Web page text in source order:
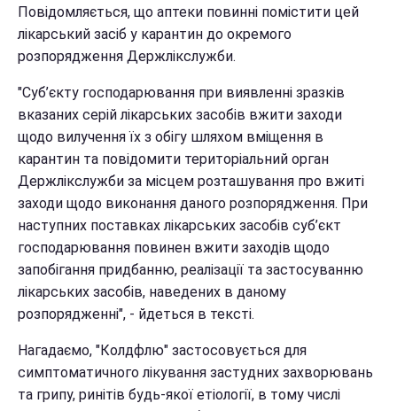
Повідомляється, що аптеки повинні помістити цей
лікарський засіб у карантин до окремого
розпорядження Держлікслужби.
"Суб’єкту господарювання при виявленні зразків
вказаних серій лікарських засобів вжити заходи
щодо вилучення їх з обігу шляхом вміщення в
карантин та повідомити територіальний орган
Держлікслужби за місцем розташування про вжиті
заходи щодо виконання даного розпорядження. При
наступних поставках лікарських засобів суб’єкт
господарювання повинен вжити заходів щодо
запобігання придбанню, реалізації та застосуванню
лікарських засобів, наведених в даному
розпорядженні", - йдеться в тексті.
Нагадаємо, "Колдфлю" застосовується для
симптоматичного лікування застудних захворювань
та грипу, ринітів будь-якої етіології, в тому числі